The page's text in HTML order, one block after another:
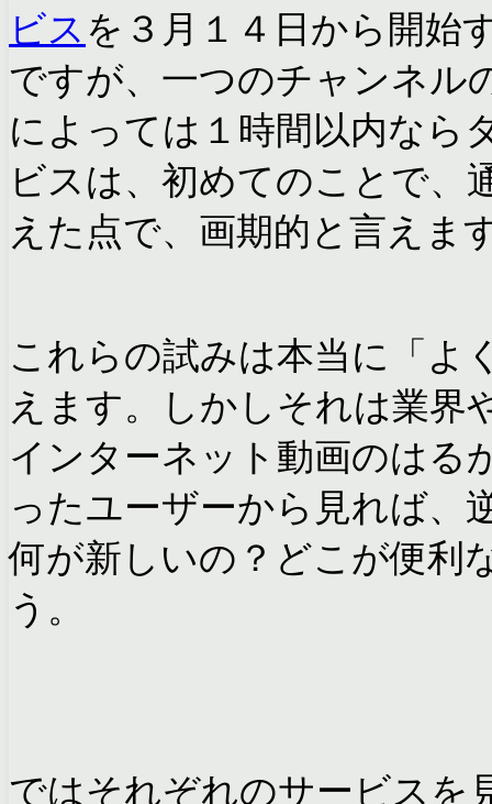
ビス を３月１４日から開始
ですが、一つのチャンネル
によっては１時間以内なら
ビスは、初めてのことで、
えた点で、画期的と言えま
これらの試みは本当に「よ
えます。しかしそれは業界
インターネット動画のはる
ったユーザーから見れば、
何が新しいの？どこが便利
う。
ではそれぞれのサービスを